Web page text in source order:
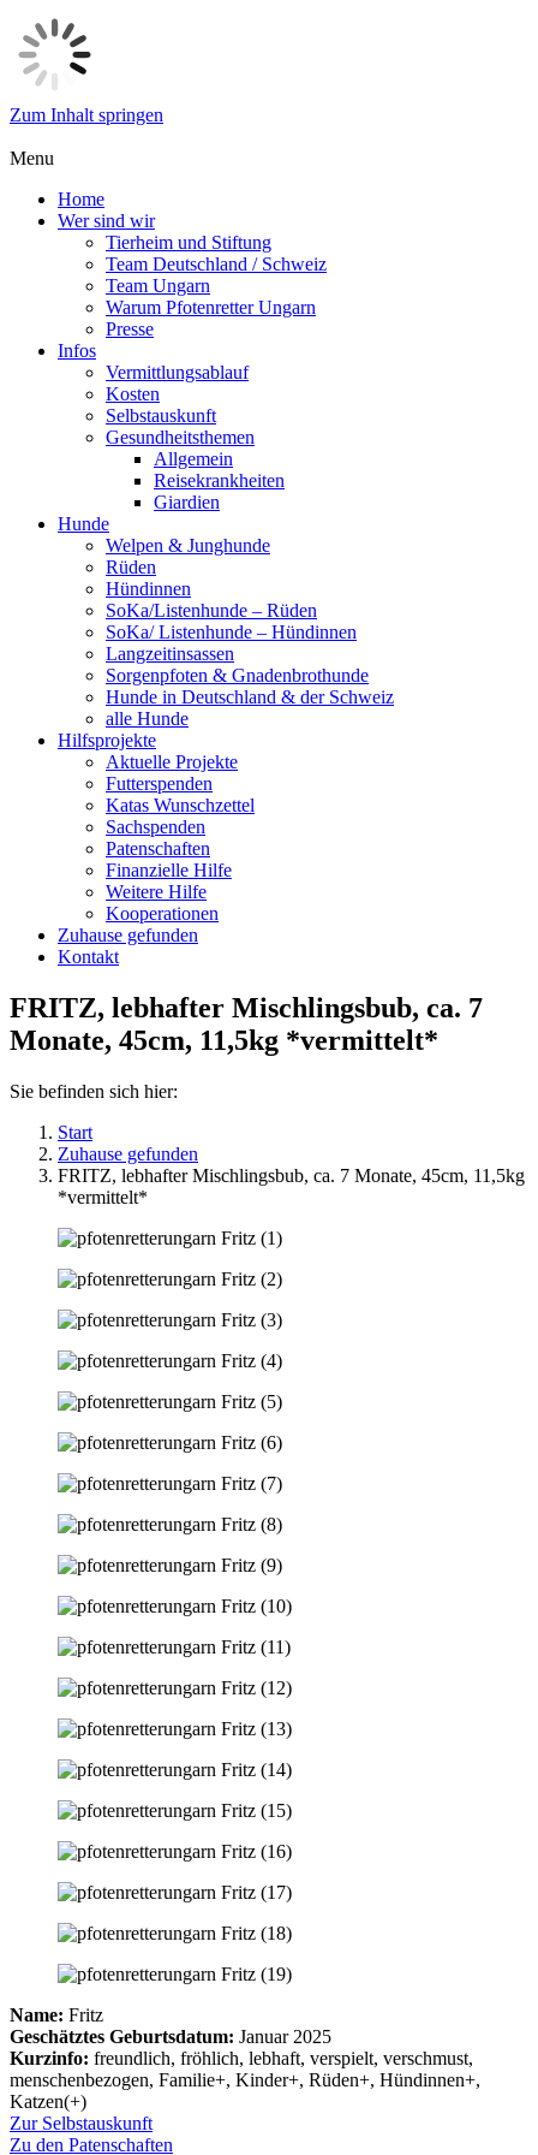
Zum Inhalt springen
Menu
Home
Wer sind wir
Tierheim und Stiftung
Team Deutschland / Schweiz
Team Ungarn
Warum Pfotenretter Ungarn
Presse
Infos
Vermittlungsablauf
Kosten
Selbstauskunft
Gesundheitsthemen
Allgemein
Reisekrankheiten
Giardien
Hunde
Welpen & Junghunde
Rüden
Hündinnen
SoKa/Listenhunde – Rüden
SoKa/ Listenhunde – Hündinnen
Langzeitinsassen
Sorgenpfoten & Gnadenbrothunde
Hunde in Deutschland & der Schweiz
alle Hunde
Hilfsprojekte
Aktuelle Projekte
Futterspenden
Katas Wunschzettel
Sachspenden
Patenschaften
Finanzielle Hilfe
Weitere Hilfe
Kooperationen
Zuhause gefunden
Kontakt
FRITZ, lebhafter Mischlingsbub, ca. 7
Monate, 45cm, 11,5kg *vermittelt*
Sie befinden sich hier:
Start
Zuhause gefunden
FRITZ, lebhafter Mischlingsbub, ca. 7 Monate, 45cm, 11,5kg
*vermittelt*
Name: Fritz
Geschätztes Geburtsdatum: Januar 2025
Kurzinfo: freundlich, fröhlich, lebhaft, verspielt, verschmust,
menschenbezogen, Familie+, Kinder+, Rüden+, Hündinnen+,
Katzen(+)
Zur Selbstauskunft
Zu den Patenschaften